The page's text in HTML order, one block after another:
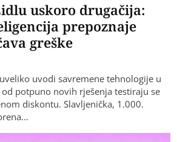
uskoro drugačija:
prepoznaje
greške
uvodi savremene tehnologije u
potpuno novih rješenja testiraju se
diskontu. Slavljenička, 1.000.